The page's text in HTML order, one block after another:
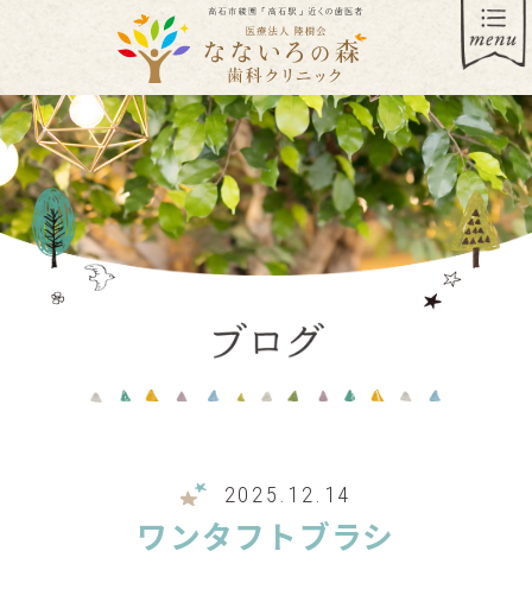
2025.12.14
ワンタフトブラシ